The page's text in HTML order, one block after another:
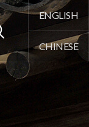
ENGLISH
CHINESE